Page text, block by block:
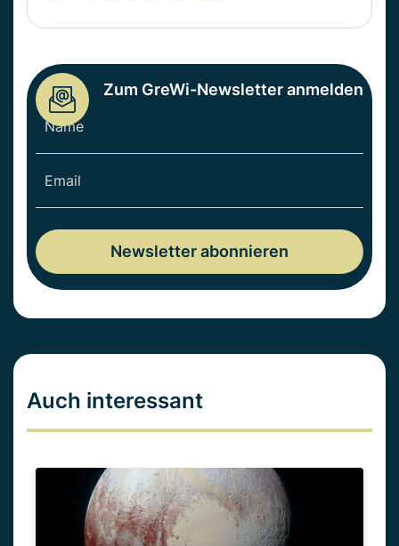
Zum GreWi-Newsletter anmelden
Auch interessant